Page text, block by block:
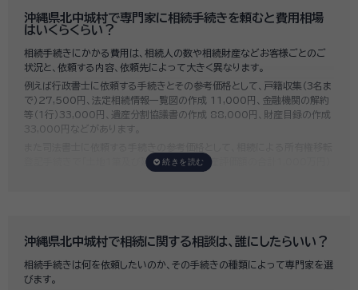
沖縄県北中城村で専門家に相続手続きを頼むと費用相場
はいくらくらい？
相続手続きにかかる費用は、相続人の数や相続財産などお客様ごとのご
状況と、依頼する内容、依頼先によって大きく異なります。
例えば行政書士に依頼する手続きとその参考価格として、戸籍収集（3名ま
で）27,500円、法定相続情報一覧図の作成 11,000円、金融機関の解約
等（1行）33,000円、遺産分割協議書の作成 88,000円、財産目録の作成
33,000円などがあります。
登記手続きで「土地1筆及び建物1棟（固定資産評価額の合計1,000万円）
せると100万円近くかそれ以上費用がかかってしまう場合もあるなど、非
いい相続では、お客様ごとに必要な相続手続きを明らかにし、無料で見積
もり をお出ししております。予算に合わせてご自身で対応できないものの
沖縄県北中城村で相続に関する相談は、誰にしたらいい？
相続手続きは何を依頼したいのか、その手続きの種類によって専門家を選
びます。